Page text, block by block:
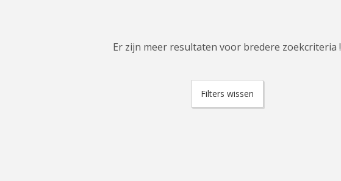
Er zijn meer resultaten voor bredere zoekcriteria !
Filters wissen